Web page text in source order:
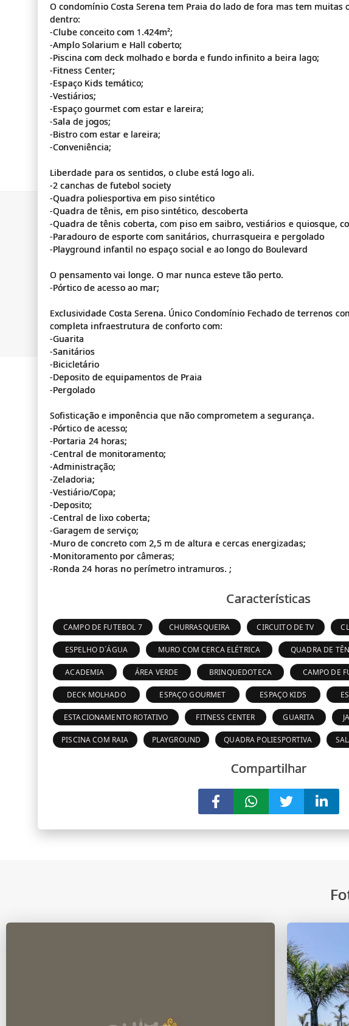
O condomínio Costa Serena tem Praia do lado de fora mas tem muitas
dentro:
-Clube conceito com 1.424m²;
-Amplo Solarium e Hall coberto;
-Piscina com deck molhado e borda e fundo infinito a beira lago;
-Fitness Center;
-Espaço Kids temático;
-Vestiários;
-Espaço gourmet com estar e lareira;
-Sala de jogos;
-Bistro com estar e lareira;
-Conveniência;
Liberdade para os sentidos, o clube está logo ali.
-2 canchas de futebol society
-Quadra poliesportiva em piso sintético
-Quadra de tênis, em piso sintético, descoberta
-Quadra de tênis coberta, com piso em saibro, vestiários e quiosque,
-Paradouro de esporte com sanitários, churrasqueira e pergolado
-Playground infantil no espaço social e ao longo do Boulevard
O pensamento vai longe. O mar nunca esteve tão perto.
-Pórtico de acesso ao mar;
Exclusividade Costa Serena. Único Condomínio Fechado de terrenos
completa infraestrutura de conforto com:
-Guarita
-Sanitários
-Bicicletário
-Deposito de equipamentos de Praia
-Pergolado
Sofisticação e imponência que não comprometem a segurança.
-Pórtico de acesso;
-Portaria 24 horas;
-Central de monitoramento;
-Administração;
-Zeladoria;
-Vestiário/Copa;
-Deposito;
-Central de lixo coberta;
-Garagem de serviço;
-Muro de concreto com 2,5 m de altura e cercas energizadas;
-Monitoramento por câmeras;
Características
CAMPO DE FUTEBOL 7 CHURRASQUEIRA CIRCUITO DE TV
ESPELHO D´ÁGUA MURO COM CERCA ELÉTRICA QUADRA DE
ACADEMIA ÁREA VERDE BRINQUEDOTECA CAMPO DE
DECK MOLHADO ESPAÇO GOURMET ESPAÇO KIDS
ESTACIONAMENTO ROTATIVO FITNESS CENTER GUARITA
PISCINA COM RAIA PLAYGROUND QUADRA POLIESPORTIVA
Compartilhar